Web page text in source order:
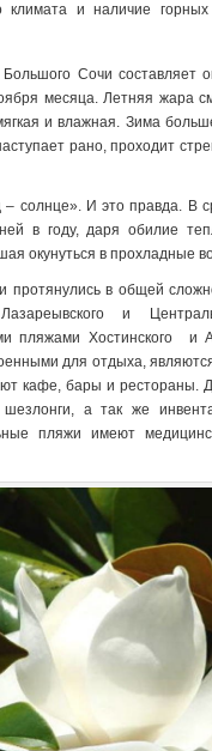
климата и наличие
Сочи составляет
месяца. Летняя жара
и влажная. Зима
рано, проходит
солнце». И это правда. В
в году, даря обилие
окунуться в прохладные
протянулись в общей
и
пляжами Хостинского и
для отдыха,
кафе, бары и рестораны.
а так же
пляжи имеют